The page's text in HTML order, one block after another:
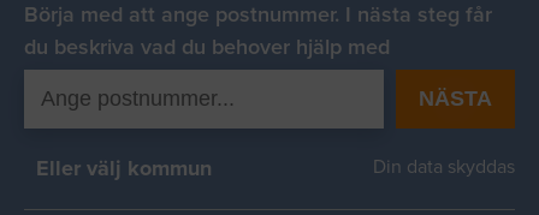
Börja med att ange postnummer. I nästa steg får
du beskriva vad du behover hjälp med
NÄSTA
Eller välj kommun Din data skyddas